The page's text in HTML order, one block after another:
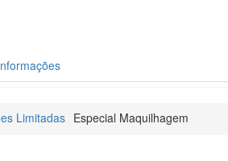
Limitadas Especial Maquilhagem